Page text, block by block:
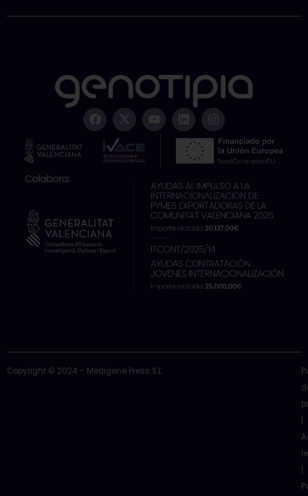
F
a
c
X
-
t
w
i
Y
o
u
e
L
i
n
k
e
i
n
I
n
s
a
r
a
m
Copyright © 2024 – Medigene Press S.L